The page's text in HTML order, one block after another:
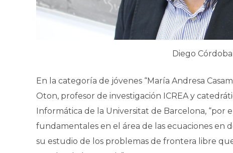
Diego
En la categoría de jóvenes “María Andresa
Oton, profesor de investigación ICREA y
Informática de la Universitat de Barcelona, “por
fundamentales en el área de las ecuaciones en
su estudio de los problemas de frontera libre